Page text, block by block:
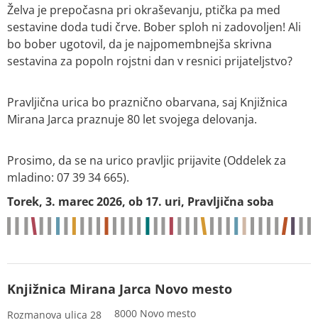
Želva je prepočasna pri okraševanju, ptička pa med
sestavine doda tudi črve. Bober sploh ni zadovoljen! Ali
bo bober ugotovil, da je najpomembnejša skrivna
sestavina za popoln rojstni dan v resnici prijateljstvo?
Pravljična urica bo praznično obarvana, saj Knjižnica
Mirana Jarca praznuje 80 let svojega delovanja.
Prosimo, da se na urico pravljic prijavite (Oddelek za
mladino: 07 39 34 665).
Torek, 3. marec 2026, ob 17. uri, Pravljična soba
Knjižnica Mirana Jarca Novo mesto
Rozmanova ulica 28 8000 Novo mesto